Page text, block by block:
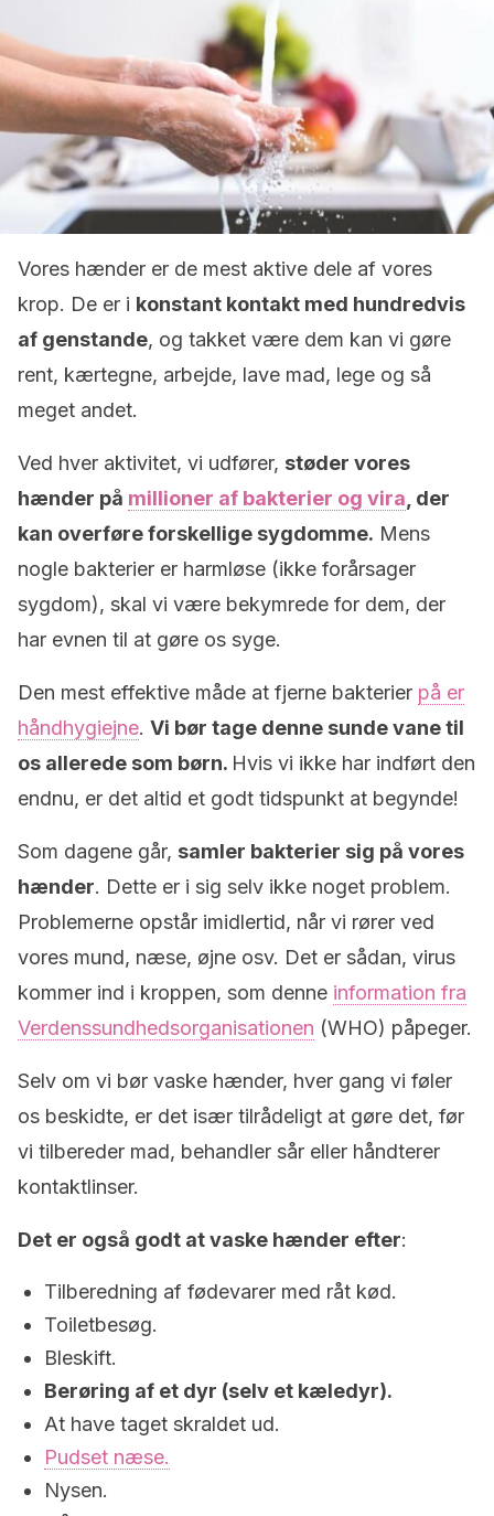
Vores hænder er de mest aktive dele af vores
krop. De er i konstant kontakt med hundredvis
af genstande, og takket være dem kan vi gøre
rent, kærtegne, arbejde, lave mad, lege og så
meget andet.
Ved hver aktivitet, vi udfører, støder vores
hænder på millioner af bakterier og vira , der
kan overføre forskellige sygdomme. Mens
nogle bakterier er harmløse (ikke forårsager
sygdom), skal vi være bekymrede for dem, der
har evnen til at gøre os syge.
Den mest effektive måde at fjerne bakterier på er
håndhygiejne. Vi bør tage denne sunde vane til
os allerede som børn. Hvis vi ikke har indført den
endnu, er det altid et godt tidspunkt at begynde!
Som dagene går, samler bakterier sig på vores
hænder. Dette er i sig selv ikke noget problem.
Problemerne opstår imidlertid, når vi rører ved
vores mund, næse, øjne osv. Det er sådan, virus
kommer ind i kroppen, som denne information fra
Verdenssundhedsorganisationen (WHO) påpeger.
Selv om vi bør vaske hænder, hver gang vi føler
os beskidte, er det især tilrådeligt at gøre det, før
vi tilbereder mad, behandler sår eller håndterer
kontaktlinser.
Det er også godt at vaske hænder efter:
Tilberedning af fødevarer med råt kød.
Toiletbesøg.
Bleskift.
Berøring af et dyr (selv et kæledyr).
At have taget skraldet ud.
Pudset næse.
Nysen.